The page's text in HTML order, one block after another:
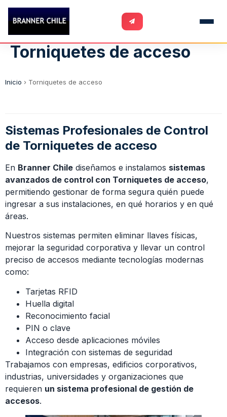
Torniquetes de acceso
Inicio › Torniquetes de acceso
Sistemas Profesionales de Control
de Torniquetes de acceso
En Branner Chile diseñamos e instalamos sistemas
avanzados de control con Torniquetes de acceso,
permitiendo gestionar de forma segura quién puede
ingresar a sus instalaciones, en qué horarios y en qué
áreas.
Nuestros sistemas permiten eliminar llaves físicas,
mejorar la seguridad corporativa y llevar un control
preciso de accesos mediante tecnologías modernas
como:
Tarjetas RFID
Huella digital
Reconocimiento facial
PIN o clave
Acceso desde aplicaciones móviles
Integración con sistemas de seguridad
Trabajamos con empresas, edificios corporativos,
industrias, universidades y organizaciones que
requieren un sistema profesional de gestión de
accesos.